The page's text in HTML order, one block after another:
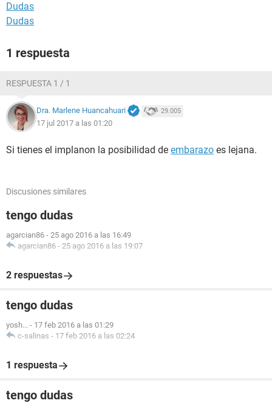
Dudas
Dudas
1 respuesta
RESPUESTA 1 / 1
Dra. Marlene Huancahuari 29.005
17 jul 2017 a las 01:20
Si tienes el implanon la posibilidad de embarazo es lejana.
Discusiones similares
tengo dudas
agarcian86 - 25 ago 2016 a las 16:49
agarcian86 - 25 ago 2016 a las 19:07
2 respuestas
tengo dudas
yosh... - 17 feb 2016 a las 01:29
c-salinas - 17 feb 2016 a las 02:24
1 respuesta
tengo dudas